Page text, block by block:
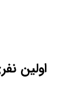
اولین